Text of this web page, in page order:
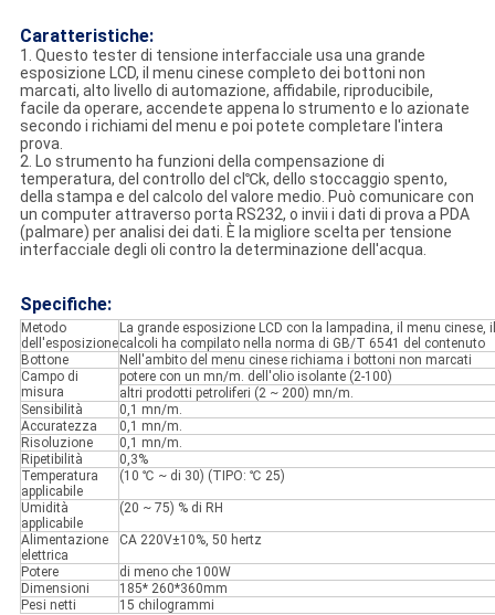
Caratteristiche:
1. Questo tester di tensione interfacciale usa una grande
esposizione LCD, il menu cinese completo dei bottoni non
marcati, alto livello di automazione, affidabile, riproducibile,
facile da operare, accendete appena lo strumento e lo azionate
secondo i richiami del menu e poi potete completare l'intera
prova.
2. Lo strumento ha funzioni della compensazione di
temperatura, del controllo del cl℃k, dello stoccaggio spento,
della stampa e del calcolo del valore medio. Può comunicare con
un computer attraverso porta RS232, o invii i dati di prova a PDA
(palmare) per analisi dei dati. È la migliore scelta per tensione
interfacciale degli oli contro la determinazione dell'acqua.
Specifiche:
Metodo
dell'esposizione
La grande esposizione LCD con la lampadina, il menu cinese,
calcoli ha compilato nella norma di GB/T 6541 del contenuto
Bottone
Nell'ambito del menu cinese richiama i bottoni non marcati
Campo di
misura
potere con un mn/m. dell'olio isolante (2-100)
altri prodotti petroliferi (2 ~ 200) mn/m.
Sensibilità
0,1 mn/m.
Accuratezza
0,1 mn/m.
Risoluzione
0,1 mn/m.
Ripetibilità
0,3%
Temperatura
applicabile
(10 ℃ ~ di 30) (TIPO: ℃ 25)
Umidità
applicabile
(20 ~ 75) % di RH
Alimentazione
elettrica
CA 220V±10%, 50 hertz
Potere
di meno che 100W
Dimensioni
185* 260*360mm
Pesi netti
15 chilogrammi